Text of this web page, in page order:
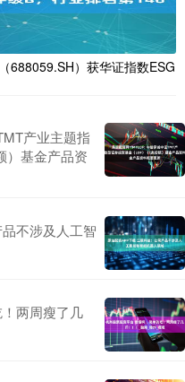
688059.SH）获华证指数ESG
产业主题指
）基金产品资
不涉及人工智
两周瘦了几